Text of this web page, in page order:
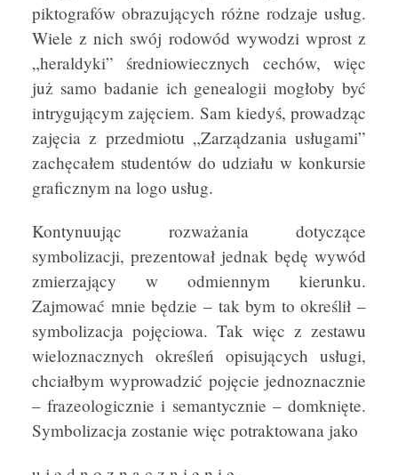
piktografów obrazujących różne rodzaje usług.
Wiele z nich swój rodowód wywodzi wprost z
„heraldyki” średniowiecznych cechów, więc
już samo badanie ich genealogii mogłoby być
intrygującym zajęciem. Sam kiedyś, prowadząc
zajęcia z przedmiotu „Zarządzania usługami”
zachęcałem studentów do udziału w konkursie
graficznym na logo usług.
Kontynuując rozważania dotyczące
symbolizacji, prezentował jednak będę wywód
zmierzający w odmiennym kierunku.
Zajmować mnie będzie – tak bym to określił –
symbolizacja pojęciowa. Tak więc z zestawu
wieloznacznych określeń opisujących usługi,
chciałbym wyprowadzić pojęcie jednoznacznie
– frazeologicznie i semantycznie – domknięte.
Symbolizacja zostanie więc potraktowana jako